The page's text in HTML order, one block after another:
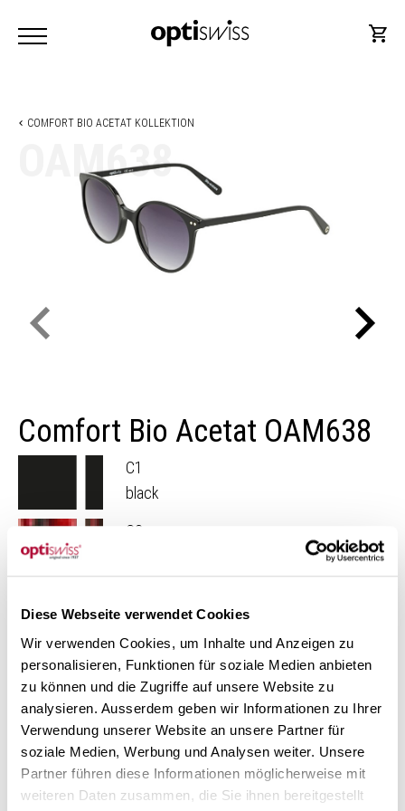
Diese Webseite verwendet Cookies
Wir verwenden Cookies, um Inhalte und Anzeigen zu
personalisieren, Funktionen für soziale Medien anbieten
zu können und die Zugriffe auf unsere Website zu
analysieren. Ausserdem geben wir Informationen zu Ihrer
Verwendung unserer Website an unsere Partner für
soziale Medien, Werbung und Analysen weiter. Unsere
Partner führen diese Informationen möglicherweise mit
weiteren Daten zusammen, die Sie ihnen bereitgestellt
COMFORT BIO ACETAT KOLLEKTION
OAM638
Comfort Bio Acetat OAM638
C1
black
C2
Entdecken Sie unsere Fassungs-Kollektion Comfort Bio
Acetat.
Weitere Fassungen